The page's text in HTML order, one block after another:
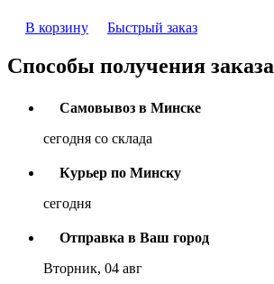
В корзину Быстрый заказ
Способы получения заказа
Самовывоз в Минске
сегодня со склада
Курьер по Минску
сегодня
Отправка в Ваш город
Вторник, 04 авг